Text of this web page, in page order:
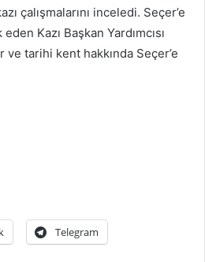
çalışmalarını inceledi. Seçer’e
Kazı Başkan Yardımcısı
ve tarihi kent hakkında Seçer’e
Telegram